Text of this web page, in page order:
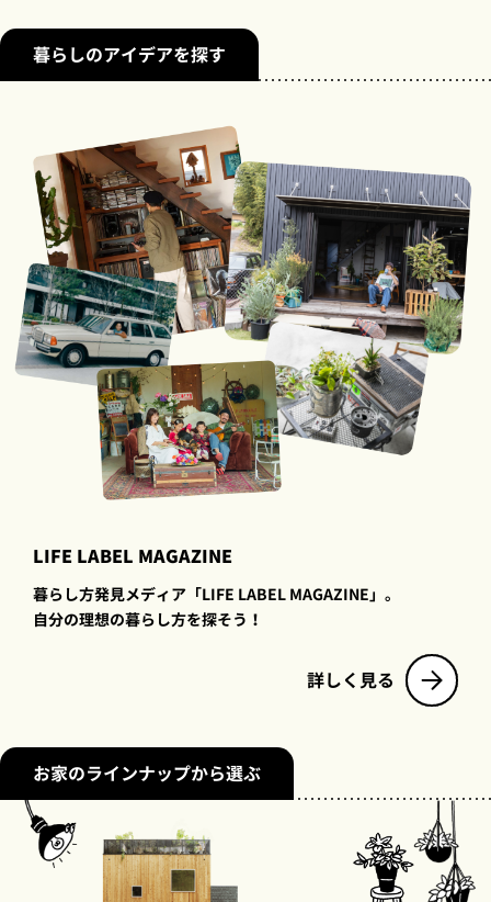
暮らしのアイデアを探す
LIFE LABEL MAGAZINE
暮らし方発見メディア「LIFE LABEL MAGAZINE」。
自分の理想の暮らし方を探そう！
詳しく見る
お家のラインナップから選ぶ